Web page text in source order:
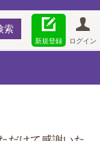
ログイン
新規登録